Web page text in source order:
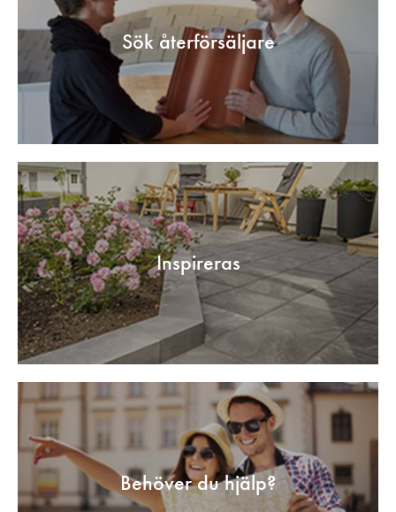
Sök återförsäljare
Inspireras
Behöver du hjälp?